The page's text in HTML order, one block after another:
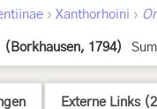
› Xanthorhoini ›
(Borkhausen, 1794)
Externe Links